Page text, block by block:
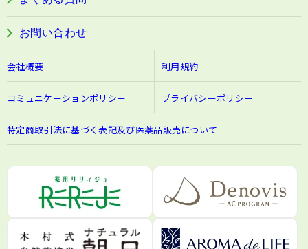
お問い合わせ
会社概要 利用規約
コミュニケーションポリシー プライバシーポリシー
特定商取引法に基づく表記及び医薬品販売について